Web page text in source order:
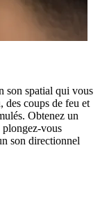
son spatial qui vous
des coups de feu et
Obtenez un
plongez-vous
son directionnel